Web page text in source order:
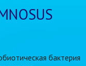
бактерия